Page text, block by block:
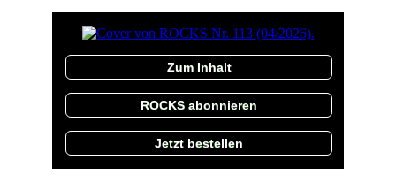
Zum Inhalt
ROCKS abonnieren
Jetzt bestellen